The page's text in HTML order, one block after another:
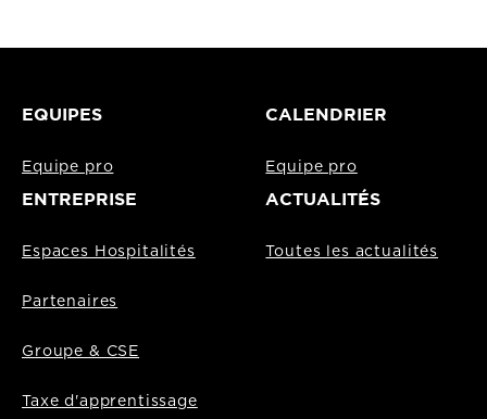
EQUIPES
Equipe pro
CALENDRIER
Equipe pro
ENTREPRISE
Espaces Hospitalités
Partenaires
Groupe & CSE
Taxe d'apprentissage
ACTUALITÉS
Toutes les actualités